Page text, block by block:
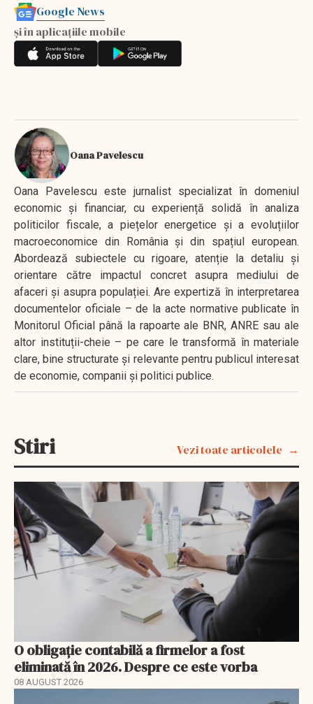
Google News
și în aplicațiile mobile
Oana Pavelescu
Oana Pavelescu este jurnalist specializat în domeniul
economic și financiar, cu experiență solidă în analiza
politicilor fiscale, a piețelor energetice și a evoluțiilor
macroeconomice din România și din spațiul european.
Abordează subiectele cu rigoare, atenție la detaliu și
orientare către impactul concret asupra mediului de
afaceri și asupra populației. Are expertiză în interpretarea
documentelor oficiale – de la acte normative publicate în
Monitorul Oficial până la rapoarte ale BNR, ANRE sau ale
altor instituții-cheie – pe care le transformă în materiale
clare, bine structurate și relevante pentru publicul interesat
de economie, companii și politici publice.
Stiri Vezi toate articolele
O obligație contabilă a firmelor a fost
eliminată în 2026. Despre ce este vorba
08 AUGUST 2026